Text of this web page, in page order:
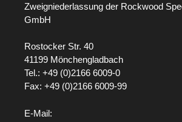
Zweigniederlassung der Rockwood
GmbH
Rostocker Str. 40
41199 Mönchengladbach
Tel.: +49 (0)2166 6009-0
Fax: +49 (0)2166 6009-99
E-Mail: